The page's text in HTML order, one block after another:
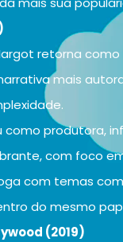
retorna
mais
produtora,
com foco
com temas
do mesmo
(2019)